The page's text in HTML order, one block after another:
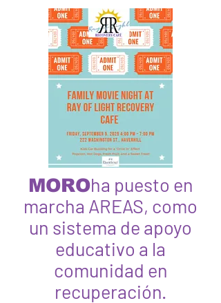
MOROha puesto en
marcha AREAS, como
un sistema de apoyo
educativo a la
comunidad en
recuperación.